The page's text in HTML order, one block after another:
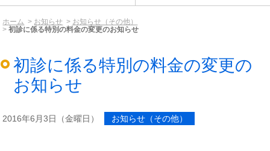
ホーム お知らせ
お知らせ（その他）
初診に係る特別の料金の変更のお知らせ
初診に係る特別の料金の変更の
お知らせ
2016年6月3日（金曜日） お知らせ（その他）